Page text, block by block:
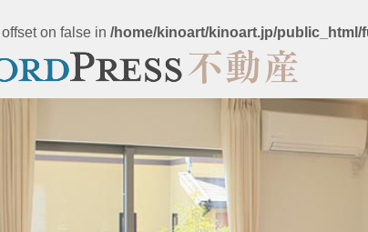
on false in /home/kinoart/kinoart.jp/